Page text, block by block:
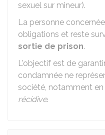
sexuel sur mineur).
La personne
obligations et reste
sortie de prison.
L'objectif est de
condamnée ne
société, notamment
récidive.